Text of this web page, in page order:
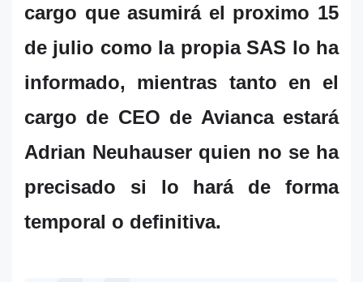
cargo que asumirá el proximo 15
de julio como la propia SAS lo ha
informado, mientras tanto en el
cargo de CEO de Avianca estará
Adrian Neuhauser quien no se ha
precisado si lo hará de forma
temporal o definitiva.